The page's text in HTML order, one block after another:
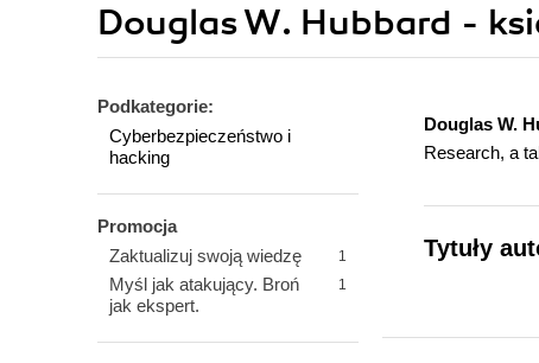
Douglas W. Hubbard -
Podkategorie:
Cyberbezpieczeństwo i
hacking
Promocja
Zaktualizuj swoją wiedzę
1
Myśl jak atakujący. Broń
jak ekspert.
1
Douglas W.
Research, a
Tytuły